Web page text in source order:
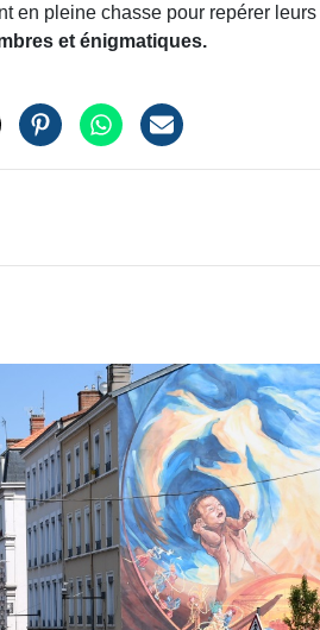
en pleine chasse pour repérer leurs
et énigmatiques.